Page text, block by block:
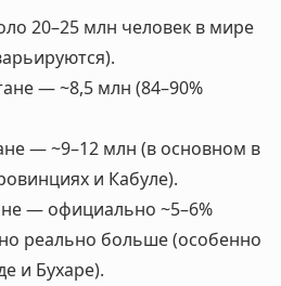
20–25 млн человек в мире
— ~8,5 млн (84–90%
— ~9–12 млн (в основном в
и Кабуле).
— официально ~5–6%
реально больше (особенно
и Бухаре).